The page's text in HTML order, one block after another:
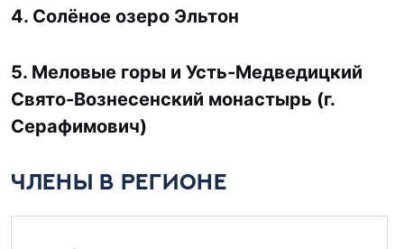
4. Солёное озеро Эльтон
5. Меловые горы и Усть-Медведицкий
Свято-Вознесенский монастырь (г.
Серафимович)
ЧЛЕНЫ В РЕГИОНЕ